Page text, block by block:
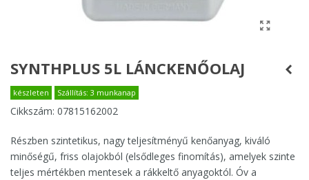
SYNTHPLUS 5L LÁNCKENŐOLAJ
készleten Szállítás: 3 munkanap
Cikkszám: 07815162002
Részben szintetikus, nagy teljesítményű kenőanyag, kiváló
minőségű, friss olajokból (elsődleges finomítás), amelyek szinte
teljes mértékben mentesek a rákkeltő anyagoktól. Óv a